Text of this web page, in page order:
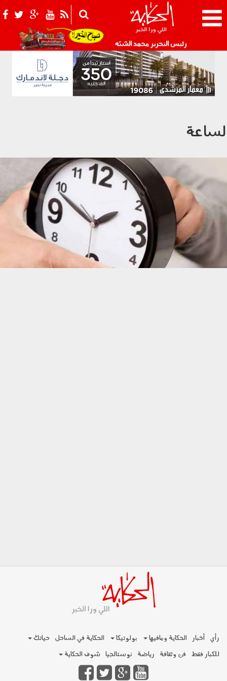
رئيس التحرير محمد الشبّه 021_2.png
رأي أخبار الحكاية ومافيها بولوتيكا الحكاية في الساحل
حياتك
للكبار فقط فن وثقافة رياضة نوستالجيا شوف الحكاية